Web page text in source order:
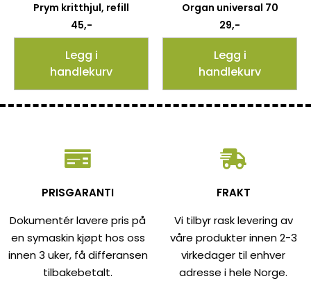
Prym kritthjul, refill
45,-
Legg i
handlekurv
Organ universal 70
29,-
Legg i
handlekurv
PRISGARANTI
Dokumentér lavere pris på
en symaskin kjøpt hos oss
innen 3 uker, få differansen
tilbakebetalt.
FRAKT
Vi tilbyr rask levering av
våre produkter innen 2-3
virkedager til enhver
adresse i hele Norge.